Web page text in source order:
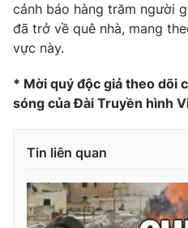
VTV Sức khoẻ
Thị trường 24h
Liên hệ tòa soạn
cảnh báo hàng trăm người
đã trở về quê nhà, mang
vực này.
* Mời quý độc giả theo dõi
sóng của Đài Truyền hình
Tin liên quan